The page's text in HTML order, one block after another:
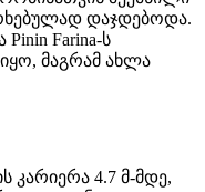
დაჯდებოდა.
Farina-ს
მაგრამ ახლა
კარიერა 4.7 მ-მდე,